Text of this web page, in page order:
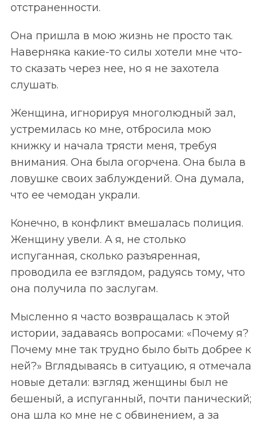
отстраненности.
Она пришла в мою жизнь не просто так.
Наверняка какие-то силы хотели мне что-
то сказать через нее, но я не захотела
слушать.
Женщина, игнорируя многолюдный зал,
устремилась ко мне, отбросила мою
книжку и начала трясти меня, требуя
внимания. Она была огорчена. Она была в
ловушке своих заблуждений. Она думала,
что ее чемодан украли.
Конечно, в конфликт вмешалась полиция.
Женщину увели. А я, не столько
испуганная, сколько разъяренная,
проводила ее взглядом, радуясь тому, что
она получила по заслугам.
Мысленно я часто возвращалась к этой
истории, задаваясь вопросами: «Почему я?
Почему мне так трудно было быть добрее к
ней?» Вглядываясь в ситуацию, я отмечала
новые детали: взгляд женщины был не
бешеный, а испуганный, почти панический;
она шла ко мне не с обвинением, а за